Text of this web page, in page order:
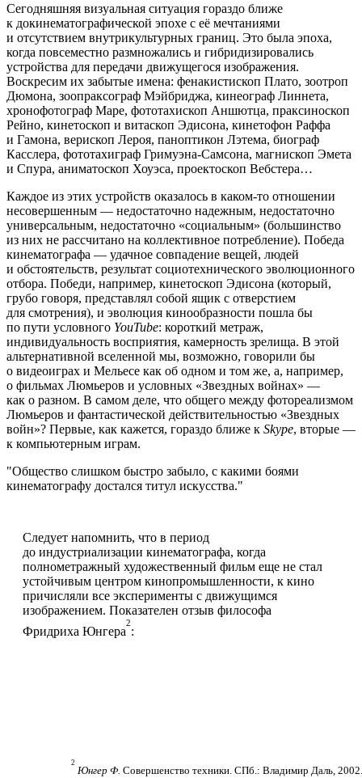
Сегодняшняя визуальная ситуация гораздо ближе
к докинематографической эпохе с её мечтаниями
и отсутствием внутрикультурных границ. Это была эпоха,
когда повсеместно размножались и гибридизировались
устройства для передачи движущегося изображения.
Воскресим их забытые имена: фенакистископ Плато, зоотроп
Дюмона, зоопраксограф Мэйбриджа, кинеограф Линнета,
хронофотограф Маре, фототахископ Аншютца, праксиноскоп
Рейно, кинетоскоп и витаскоп Эдисона, кинетофон Раффа
и Гамона, верископ Лероя, паноптикон Лэтема, биограф
Касслера, фототахиграф Гримуэна-Самсона, магнископ Эмета
и Спура, аниматоскоп Хоуэса, проектоскоп Вебстера…
Каждое из этих устройств оказалось в каком-то отношении
несовершенным — недостаточно надежным, недостаточно
универсальным, недостаточно «социальным» (большинство
из них не рассчитано на коллективное потребление). Победа
кинематографа — удачное совпадение вещей, людей
и обстоятельств, результат социотехнического эволюционного
отбора. Победи, например, кинетоскоп Эдисона (который,
грубо говоря, представлял собой ящик с отверстием
для смотрения), и эволюция кинообразности пошла бы
по пути условного YouTube: короткий метраж,
индивидуальность восприятия, камерность зрелища. В этой
альтернативной вселенной мы, возможно, говорили бы
о видеоиграх и Мельесе как об одном и том же, а, например,
о фильмах Люмьеров и условных «Звездных войнах» —
как о разном. В самом деле, что общего между фотореализмом
Люмьеров и фантастической действительностью «Звездных
войн»? Первые, как кажется, гораздо ближе к Skype, вторые —
к компьютерным играм.
Общество слишком быстро забыло, с какими боями
кинематографу достался титул искусства.
Следует напомнить, что в период
до индустриализации кинематографа, когда
полнометражный художественный фильм еще не стал
устойчивым центром кинопромышленности, к кино
причисляли все эксперименты с движущимся
изображением. Показателен отзыв философа
Фридриха Юнгера
2
:
2
Юнгер Ф. Совершенство техники. СПб.: Владимир Даль, 2002.